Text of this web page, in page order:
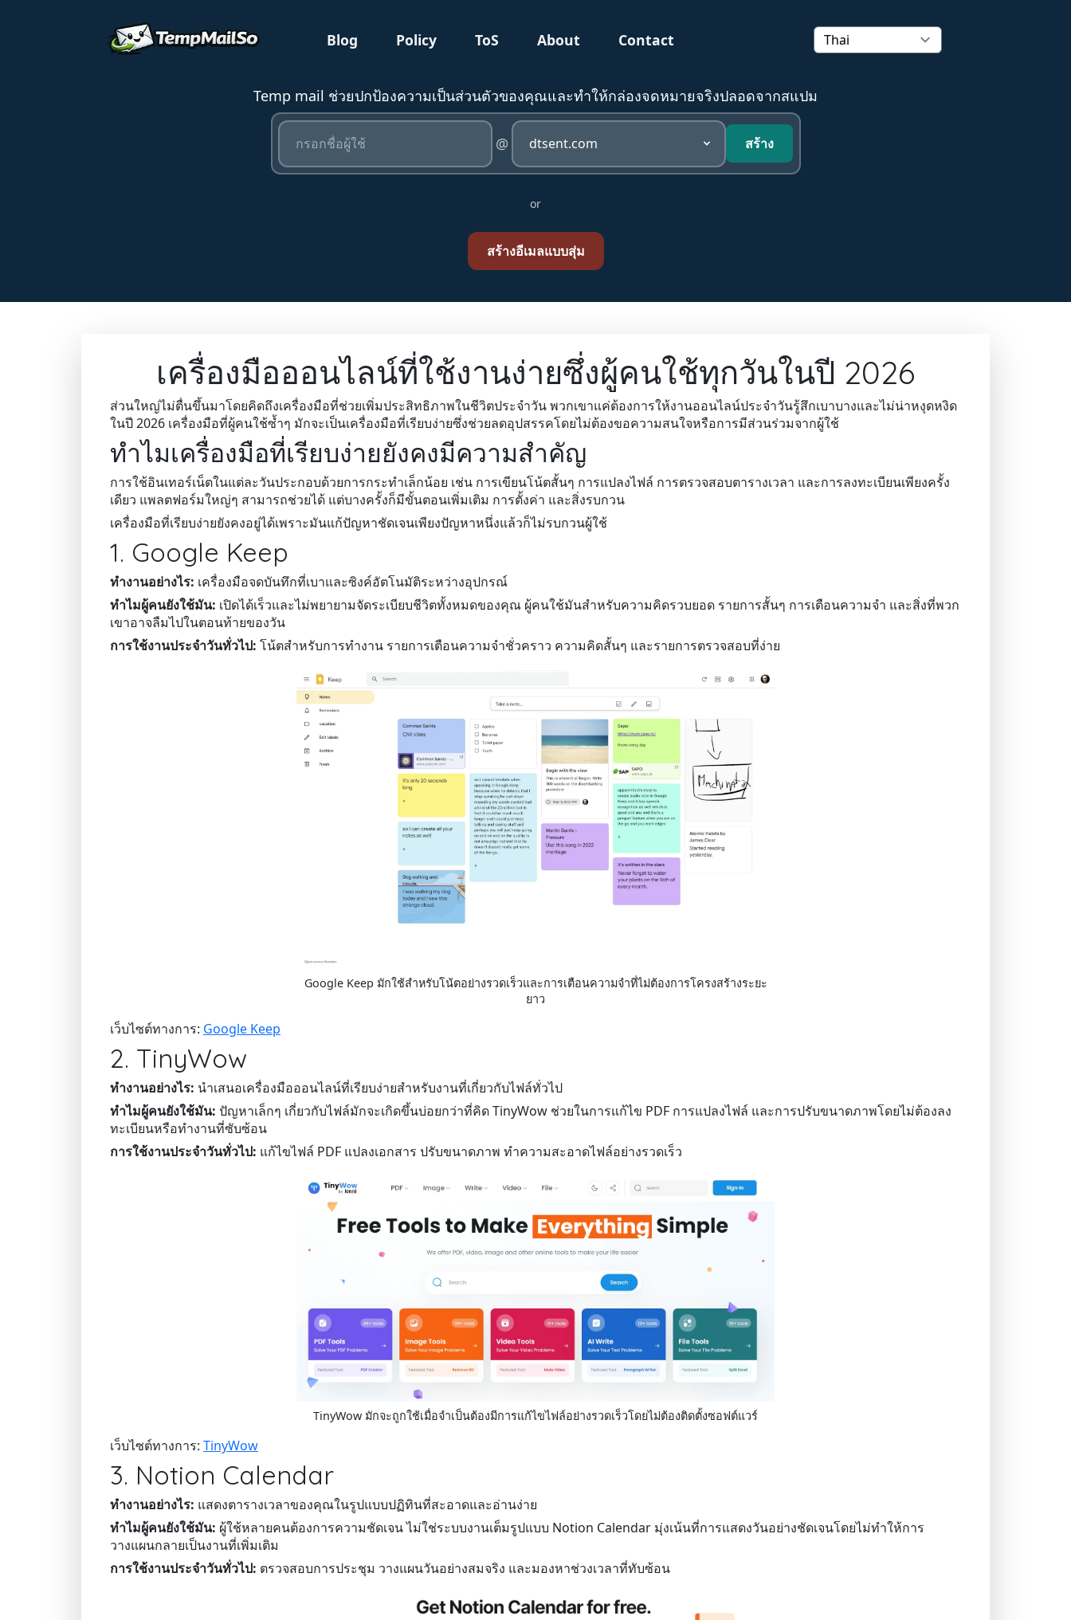
Blog Policy ToS About Contact
Temp mail ช่วยปกป้องความเป็นส่วนตัวของคุณและทำให้กล่องจดหมายจริงปลอดจากสแปม
@ สร้าง
or
สร้างอีเมลแบบสุ่ม
เครื่องมือออนไลน์ที่ใช้งานง่ายซึ่งผู้คนใช้ทุกวันในปี 2026
ส่วนใหญ่ไม่ตื่นขึ้นมาโดยคิดถึงเครื่องมือที่ช่วยเพิ่มประสิทธิภาพในชีวิตประจำวัน พวกเขาแค่ต้องการให้งานออนไลน์ประจำวันรู้สึกเบาบางและไม่น่าหงุดหงิด
ในปี 2026 เครื่องมือที่ผู้คนใช้ซ้ำๆ มักจะเป็นเครื่องมือที่เรียบง่ายซึ่งช่วยลดอุปสรรคโดยไม่ต้องขอความสนใจหรือการมีส่วนร่วมจากผู้ใช้
ทำไมเครื่องมือที่เรียบง่ายยังคงมีความสำคัญ
การใช้อินเทอร์เน็ตในแต่ละวันประกอบด้วยการกระทำเล็กน้อย เช่น การเขียนโน้ตสั้นๆ การแปลงไฟล์ การตรวจสอบตารางเวลา และการลงทะเบียนเพียงครั้ง
เดียว แพลตฟอร์มใหญ่ๆ สามารถช่วยได้ แต่บางครั้งก็มีขั้นตอนเพิ่มเติม การตั้งค่า และสิ่งรบกวน
เครื่องมือที่เรียบง่ายยังคงอยู่ได้เพราะมันแก้ปัญหาชัดเจนเพียงปัญหาหนึ่งแล้วก็ไม่รบกวนผู้ใช้
1. Google Keep
ทำงานอย่างไร: เครื่องมือจดบันทึกที่เบาและซิงค์อัตโนมัติระหว่างอุปกรณ์
ทำไมผู้คนยังใช้มัน: เปิดได้เร็วและไม่พยายามจัดระเบียบชีวิตทั้งหมดของคุณ ผู้คนใช้มันสำหรับความคิดรวบยอด รายการสั้นๆ การเตือนความจำ และสิ่งที่พวก
เขาอาจลืมไปในตอนท้ายของวัน
การใช้งานประจำวันทั่วไป: โน้ตสำหรับการทำงาน รายการเตือนความจำชั่วคราว ความคิดสั้นๆ และรายการตรวจสอบที่ง่าย
Google Keep มักใช้สำหรับโน้ตอย่างรวดเร็วและการเตือนความจำที่ไม่ต้องการโครงสร้างระยะ
ยาว
เว็บไซต์ทางการ: Google Keep
2. TinyWow
ทำงานอย่างไร: นำเสนอเครื่องมือออนไลน์ที่เรียบง่ายสำหรับงานที่เกี่ยวกับไฟล์ทั่วไป
ทำไมผู้คนยังใช้มัน: ปัญหาเล็กๆ เกี่ยวกับไฟล์มักจะเกิดขึ้นบ่อยกว่าที่คิด TinyWow ช่วยในการแก้ไข PDF การแปลงไฟล์ และการปรับขนาดภาพโดยไม่ต้องลง
ทะเบียนหรือทำงานที่ซับซ้อน
การใช้งานประจำวันทั่วไป: แก้ไขไฟล์ PDF แปลงเอกสาร ปรับขนาดภาพ ทำความสะอาดไฟล์อย่างรวดเร็ว
TinyWow มักจะถูกใช้เมื่อจำเป็นต้องมีการแก้ไขไฟล์อย่างรวดเร็วโดยไม่ต้องติดตั้งซอฟต์แวร์
เว็บไซต์ทางการ: TinyWow
3. Notion Calendar
ทำงานอย่างไร: แสดงตารางเวลาของคุณในรูปแบบปฏิทินที่สะอาดและอ่านง่าย
ทำไมผู้คนยังใช้มัน: ผู้ใช้หลายคนต้องการความชัดเจน ไม่ใช่ระบบงานเต็มรูปแบบ Notion Calendar มุ่งเน้นที่การแสดงวันอย่างชัดเจนโดยไม่ทำให้การ
วางแผนกลายเป็นงานที่เพิ่มเติม
การใช้งานประจำวันทั่วไป: ตรวจสอบการประชุม วางแผนวันอย่างสมจริง และมองหาช่วงเวลาที่ทับซ้อน